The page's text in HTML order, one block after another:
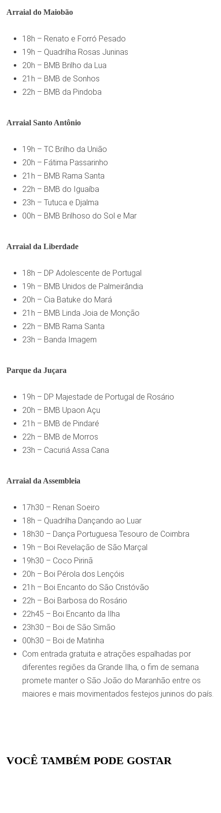
Arraial do Maiobão
18h – Renato e Forró Pesado
19h – Quadrilha Rosas Juninas
20h – BMB Brilho da Lua
21h – BMB de Sonhos
22h – BMB da Pindoba
Arraial Santo Antônio
19h – TC Brilho da União
20h – Fátima Passarinho
21h – BMB Rama Santa
22h – BMB do Iguaíba
23h – Tutuca e Djalma
00h – BMB Brilhoso do Sol e Mar
Arraial da Liberdade
18h – DP Adolescente de Portugal
19h – BMB Unidos de Palmeirândia
20h – Cia Batuke do Mará
21h – BMB Linda Joia de Monção
22h – BMB Rama Santa
23h – Banda Imagem
Parque da Juçara
19h – DP Majestade de Portugal de Rosário
20h – BMB Upaon Açu
21h – BMB de Pindaré
22h – BMB de Morros
23h – Cacuriá Assa Cana
Arraial da Assembleia
17h30 – Renan Soeiro
18h – Quadrilha Dançando ao Luar
18h30 – Dança Portuguesa Tesouro de Coimbra
19h – Boi Revelação de São Marçal
19h30 – Coco Pirinã
20h – Boi Pérola dos Lençóis
21h – Boi Encanto do São Cristóvão
22h – Boi Barbosa do Rosário
22h45 – Boi Encanto da Ilha
23h30 – Boi de São Simão
00h30 – Boi de Matinha
Com entrada gratuita e atrações espalhadas por
diferentes regiões da Grande Ilha, o fim de semana
promete manter o São João do Maranhão entre os
maiores e mais movimentados festejos juninos do país.
VOCÊ TAMBÉM PODE GOSTAR